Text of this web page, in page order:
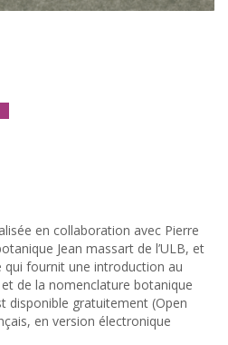
en collaboration avec Pierre
Jean massart de l’ULB, et
fournit une introduction au
de la nomenclature botanique
disponible gratuitement (Open
en version électronique